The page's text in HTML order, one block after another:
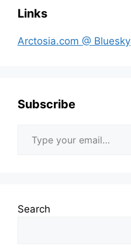
Links
Arctosia.com @ Bluesky
Subscribe
Search